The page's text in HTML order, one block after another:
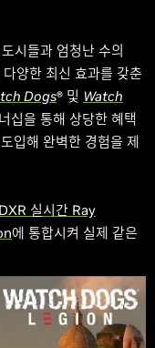
시들과 엄청난 수의
양한 최신 효과를 갖춘
Dogs® 및 Watch
십을 통해 상당한 혜택
입해 완벽한 경험을 제
DXR 실시간 Ray
에 통합시켜 실제 같은